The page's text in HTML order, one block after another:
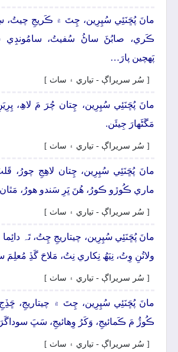
مانَ پُڇَنَئِي سُپِرِين، چِتَ ۾ ڪَريجِ چيتُ،
ڪَري، صابُڻَ ساڻُ سُفيتُ، سامُونڊِي
پَھچين پارَ…
[ سُر سريراڳ - تياري ۽ ساٺ ]
مانَ پُڇَنَئِي سُپِرِين، چِتان چُرَ مَ لاھِ، پِرِيَنِ
مَڱڻَھارَ جِيئَن.
[ سُر سريراڳ - تياري ۽ ساٺ ]
مانَ پُڇَنَئِي سُپِرِين، چِتان لاھِجِ چورُ،
ماري ڪُوڙو ڪورُ، ھُنَ ڀَرِ سَندو ھورُ،
[ سُر سريراڳ - تياري ۽ ساٺ ]
مانَ پُڇَنَئِي سُپِرِين، چيتاريجِ چِتُ، تَہ
ولاتُنِ وِتُ، نِيَھُ نِکاري نِتُ، مَلاحَ گَڏِ مُعلِمَ
[ سُر سريراڳ - تياري ۽ ساٺ ]
مانَ پُڇَنَئِي سُپِرِين، چِتَ ۾ چيتاريجِ،
ڪُوڙُ مَ ڪَمائيجِ، وَکَرُ وِھائيجِ، سَڀَ
[ سُر سريراڳ - تياري ۽ ساٺ ]